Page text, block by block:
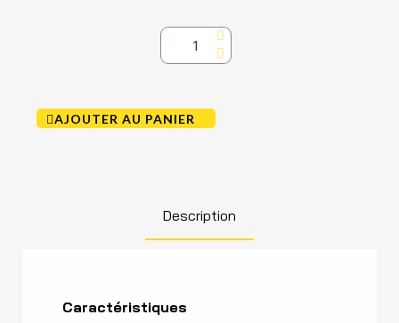
AJOUTER AU PANIER
Description
Caractéristiques